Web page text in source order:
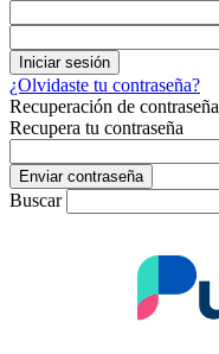
¿Olvidaste tu contraseña?
Recuperación de contraseña
Recupera tu contraseña
Buscar